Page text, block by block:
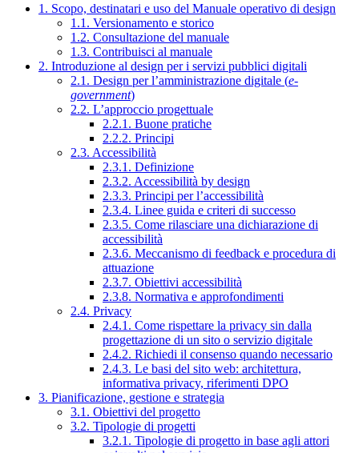
1. Scopo, destinatari e uso del Manuale operativo di design
1.1. Versionamento e storico
1.2. Consultazione del manuale
1.3. Contribuisci al manuale
2. Introduzione al design per i servizi pubblici digitali
2.1. Design per l’amministrazione digitale (e-
government)
2.2. L’approccio progettuale
2.2.1. Buone pratiche
2.2.2. Principi
2.3. Accessibilità
2.3.1. Definizione
2.3.2. Accessibilità by design
2.3.3. Principi per l’accessibilità
2.3.4. Linee guida e criteri di successo
2.3.5. Come rilasciare una dichiarazione di
accessibilità
2.3.6. Meccanismo di feedback e procedura di
attuazione
2.3.7. Obiettivi accessibilità
2.3.8. Normativa e approfondimenti
2.4. Privacy
2.4.1. Come rispettare la privacy sin dalla
progettazione di un sito o servizio digitale
2.4.2. Richiedi il consenso quando necessario
2.4.3. Le basi del sito web: architettura,
informativa privacy, riferimenti DPO
3. Pianificazione, gestione e strategia
3.1. Obiettivi del progetto
3.2. Tipologie di progetti
3.2.1. Tipologie di progetto in base agli attori